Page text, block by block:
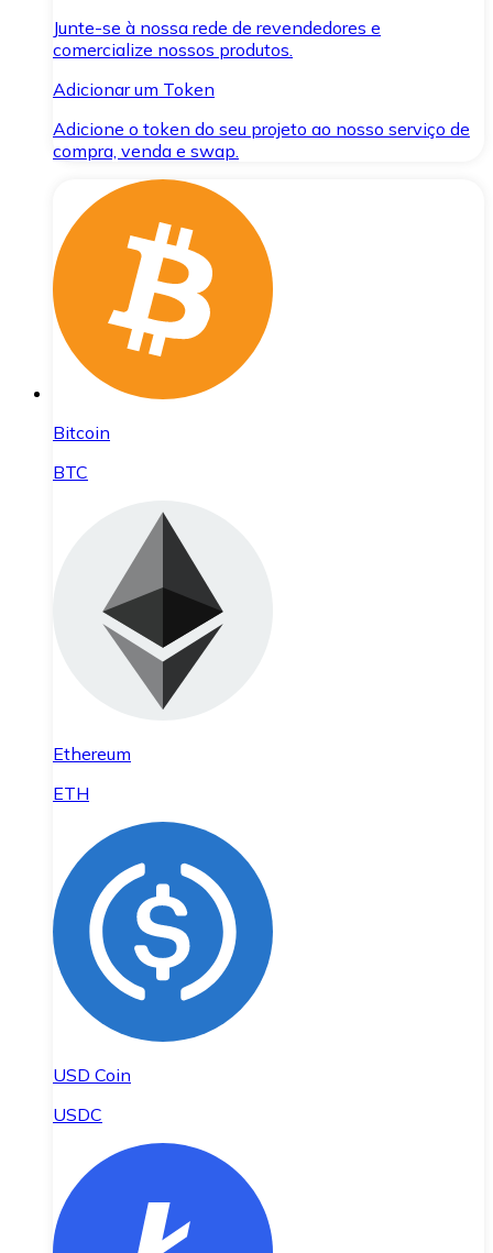
Junte-se à nossa rede de revendedores e
comercialize nossos produtos.
Adicionar um Token
Adicione o token do seu projeto ao nosso serviço de
compra, venda e swap.
Bitcoin
BTC
Ethereum
ETH
USD Coin
USDC